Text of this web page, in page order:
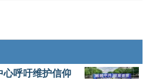
心呼吁维护信仰